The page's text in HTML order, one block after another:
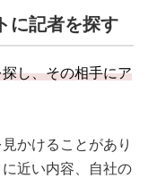
に記者を探す
し、その相手にア
かけることがあり
近い内容、自社の